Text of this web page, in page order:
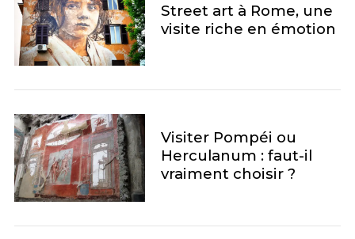
Street art à Rome, une
visite riche en émotion
Visiter Pompéi ou
Herculanum : faut-il
vraiment choisir ?
c
h
f
r